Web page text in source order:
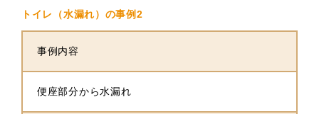
トイレ（水漏れ）の事例2
事例内容
便座部分から水漏れ